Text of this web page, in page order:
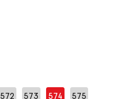
572 573 574 575